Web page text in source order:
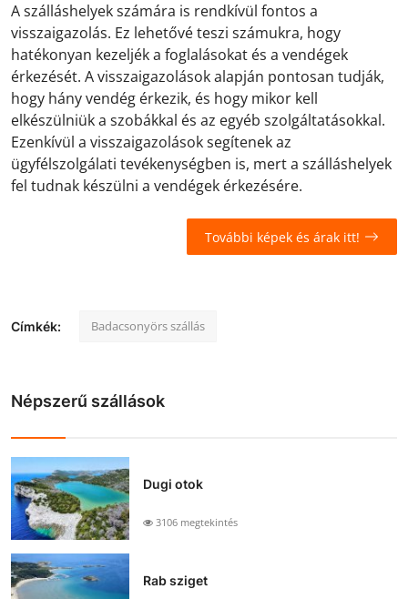
A szálláshelyek számára is rendkívül fontos a
visszaigazolás. Ez lehetővé teszi számukra, hogy
hatékonyan kezeljék a foglalásokat és a vendégek
érkezését. A visszaigazolások alapján pontosan tudják,
hogy hány vendég érkezik, és hogy mikor kell
elkészülniük a szobákkal és az egyéb szolgáltatásokkal.
Ezenkívül a visszaigazolások segítenek az
ügyfélszolgálati tevékenységben is, mert a szálláshelyek
fel tudnak készülni a vendégek érkezésére.
További képek és árak itt!
Címkék: Badacsonyörs szállás
Népszerű szállások
Dugi otok
3106 megtekintés
Rab sziget